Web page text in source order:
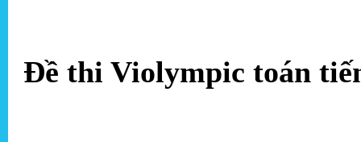
Đề thi Violympic toán